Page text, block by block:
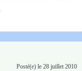
Posté(e) le 28 juillet 2010